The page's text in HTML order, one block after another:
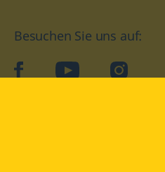
Besuchen Sie uns auf:
facebookYouTube Instagram